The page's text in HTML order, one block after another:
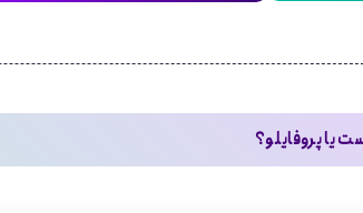
یا پروفایلو؟